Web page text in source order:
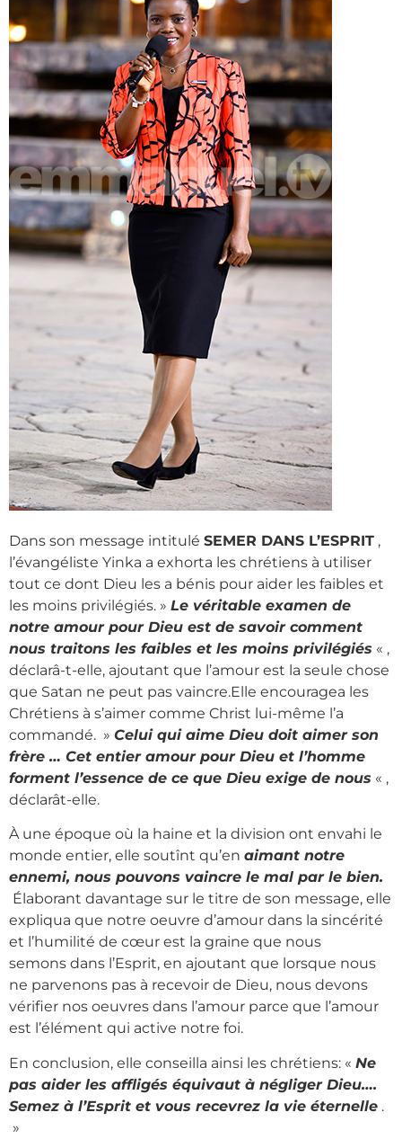
Dans son message intitulé SEMER DANS L’ESPRIT ,
l’évangéliste Yinka a exhorta les chrétiens à utiliser
tout ce dont Dieu les a bénis pour aider les faibles et
les moins privilégiés. » Le véritable examen de
notre amour pour Dieu est de savoir comment
nous traitons les faibles et les moins privilégiés « ,
déclarâ-t-elle, ajoutant que l’amour est la seule chose
que Satan ne peut pas vaincre.Elle encouragea les
Chrétiens à s’aimer comme Christ lui-même l’a
commandé. » Celui qui aime Dieu doit aimer son
frère … Cet entier amour pour Dieu et l’homme
forment l’essence de ce que Dieu exige de nous « ,
déclarât-elle.
À une époque où la haine et la division ont envahi le
monde entier, elle soutînt qu’en aimant notre
ennemi, nous pouvons vaincre le mal par le bien.
Élaborant davantage sur le titre de son message, elle
expliqua que notre oeuvre d’amour dans la sincérité
et l’humilité de cœur est la graine que nous
semons dans l’Esprit, en ajoutant que lorsque nous
ne parvenons pas à recevoir de Dieu, nous devons
vérifier nos oeuvres dans l’amour parce que l’amour
est l’élément qui active notre foi.
En conclusion, elle conseilla ainsi les chrétiens: « Ne
pas aider les affligés équivaut à négliger Dieu….
Semez à l’Esprit et vous recevrez la vie éternelle .
»